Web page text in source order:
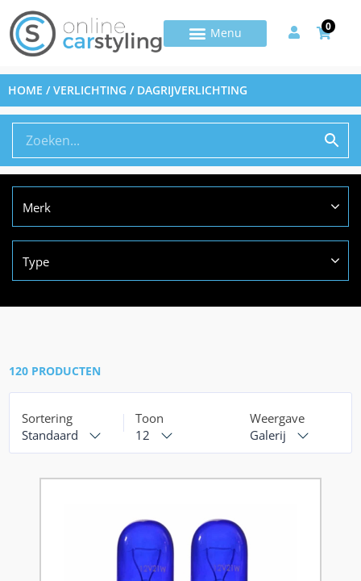
0
HOME /VERLICHTING / DAGRIJVERLICHTING
Merk
Type
120 PRODUCTEN
Sortering
Standaard
Toon
12
Weergave
Galerij